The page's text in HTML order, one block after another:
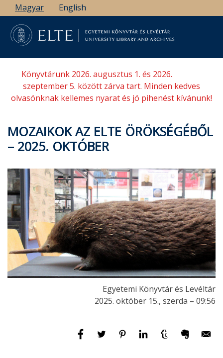
Ugrás
a
tartalomra
Magyar English
Könyvtárunk 2026. augusztus 1. és 2026.
szeptember 5. között zárva tart. Minden kedves
olvasónknak kellemes nyarat és jó pihenést kívánunk!
MOZAIKOK AZ ELTE ÖRÖKSÉGÉBŐL
– 2025. OKTÓBER
Egyetemi Könyvtár és Levéltár
2025. október 15., szerda – 09:56